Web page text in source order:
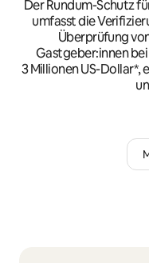
Der Rundum-Schutz
umfasst die
Überprüfung
Gastgeber:innen bei
3 Millionen US-